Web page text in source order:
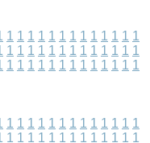
1 1 1 1 1 1 1 1 1 1 1 1 1
1 1 1 1 1 1 1 1 1 1 1 1 1
1 1 1 1 1 1 1 1 1 1 1 1 1
1 1 1 1 1 1 1 1 1 1 1 1 1
1 1 1 1 1 1 1 1 1 1 1 1 1